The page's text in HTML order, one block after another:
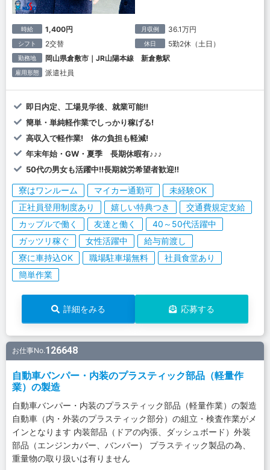
時給 1,400円 月収例 36.1万円
シフト 2交替 休日 5勤2休（土日）
勤務地 岡山県倉敷市｜JR山陽本線 新倉敷駅
雇用形態 派遣社員
即日内定、工場見学後、就業可能!!
簡単・単純軽作業でしっかり稼げる!
高収入で軽作業! 体の負担も軽減!
年末年始・GW・夏季 長期休暇有♪♪♪
50代の男女も活躍中!!長期就労希望者歓迎!!
寮はワンルーム マイカー通勤可
未経験OK
正社員登用制度あり
嬉しい特典つき
交通費規定支給
カップルで働く
友達と働く
40～50代活躍中
ガッツリ稼ぐ
女性活躍中
給与前渡し
寮に車持込OK
職場駐車場無料
社員食堂あり
簡単作業
詳細をみる 応募する
お仕事No.126648
自動車バンパー・内装のプラスティック部品（軽量作
業）の製造
自動車バンパー・内装のプラスティック部品（軽量作業）の製造
自動車（内・外装のプラスティック部分）の組立・検査作業がメ
インとなります 内装部品（ドアの内張、ダッシュボード）外装
部品（エンジンカバー、バンパー） プラスティック製品の為、
重量物の取り扱いは有りません